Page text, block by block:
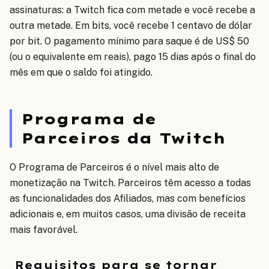
assinaturas: a Twitch fica com metade e você recebe a
outra metade. Em bits, você recebe 1 centavo de dólar
por bit. O pagamento mínimo para saque é de US$ 50
(ou o equivalente em reais), pago 15 dias após o final do
mês em que o saldo foi atingido.
Programa de
Parceiros da Twitch
O Programa de Parceiros é o nível mais alto de
monetização na Twitch. Parceiros têm acesso a todas
as funcionalidades dos Afiliados, mas com benefícios
adicionais e, em muitos casos, uma divisão de receita
mais favorável.
Requisitos para se tornar